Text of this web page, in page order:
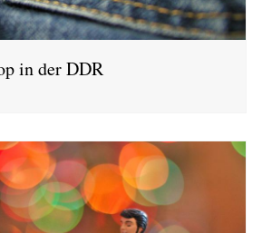
in der DDR